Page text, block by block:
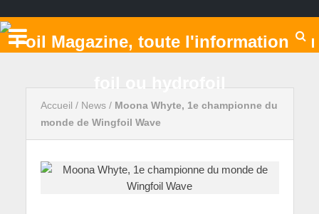
Accueil / News/ Moona Whyte, 1e championne du
monde de Wingfoil Wave